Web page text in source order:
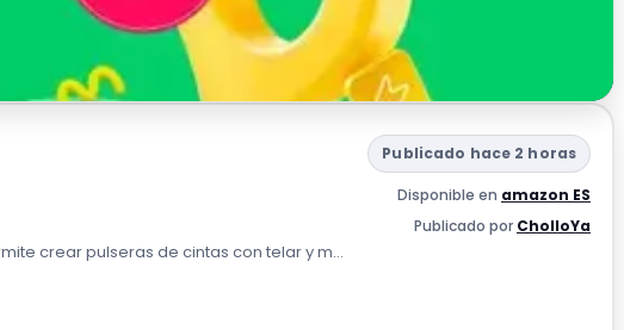
Publicado hace 2 horas
Disponible en amazon ES
Publicado por CholloYa
crear pulseras de cintas con telar y m...